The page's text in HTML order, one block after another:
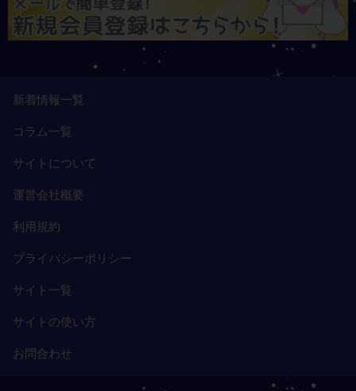
新着情報一覧
コラム一覧
サイトについて
運営会社概要
利用規約
プライバシーポリシー
サイト一覧
サイトの使い方
お問合わせ